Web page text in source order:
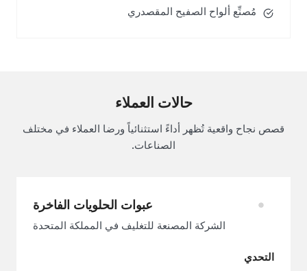
مُصنِّع ألواح الصفيح المقصدري
حالات العملاء
قصص نجاح واقعية تُظهر أداءً استثنائياً ورضا العملاء في مختلف
الصناعات.
عبوات الحلويات الفاخرة
الشركة المصنعة للتغليف في المملكة المتحدة
التحدي